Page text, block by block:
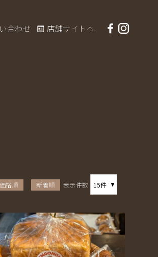
合わせ 店舗サイトへ
価格順 新着順 表示件数
facebook